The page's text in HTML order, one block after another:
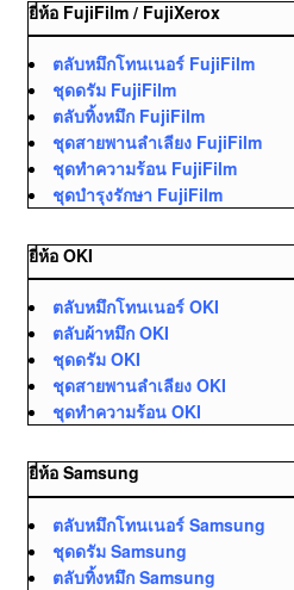
ยี่ห้อ FujiFilm / FujiXerox
ตลับหมึกโทนเนอร์ FujiFilm
ชุดดรัม FujiFilm
ตลับทิ้งหมึก FujiFilm
ชุดสายพานลำเลียง FujiFilm
ชุดทำความร้อน FujiFilm
ชุดบำรุงรักษา FujiFilm
ยี่ห้อ OKI
ตลับหมึกโทนเนอร์ OKI
ตลับผ้าหมึก OKI
ชุดดรัม OKI
ชุดสายพานลำเลียง OKI
ชุดทำความร้อน OKI
ยี่ห้อ Samsung
ตลับหมึกโทนเนอร์ Samsung
ชุดดรัม Samsung
ตลับทิ้งหมึก Samsung